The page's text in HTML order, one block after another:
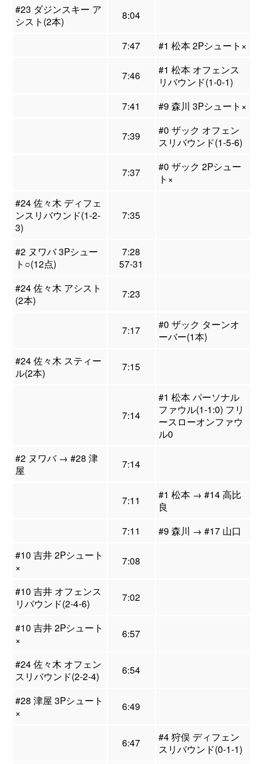
#23 ダジンスキー ア
シスト(2本)
8:04
7:47 #1 松本 2Pシュート×
7:46
#1 松本 オフェンス
リバウンド(1-0-1)
7:41
#9 森川 3Pシュート×
7:39
#0 ザック オフェン
スリバウンド(1-5-6)
7:37
#0 ザック 2Pシュー
ト×
#24 佐々木 ディフェ
ンスリバウンド(1-2-
3)
7:35
#2 ヌワバ 3Pシュー
ト○(12点)
7:28
57-31
#24 佐々木 アシスト
(2本)
7:23
7:17
#0 ザック ターンオ
ーバー(1本)
#24 佐々木 スティー
ル(2本)
7:15
7:14
#1 松本 パーソナル
ファウル(1-1:0) フリ
ースローオンファウ
ル0
#2 ヌワバ → #28 津
屋
7:14
7:11
#1 松本 → #14 高比
良
7:11
#9 森川 → #17 山口
#10 吉井 2Pシュート
×
7:08
#10 吉井 オフェンス
リバウンド(2-4-6)
7:02
#10 吉井 2Pシュート
×
6:57
#24 佐々木 オフェン
スリバウンド(2-2-4)
6:54
#28 津屋 3Pシュート
×
6:49
6:47
#4 狩俣 ディフェン
スリバウンド(0-1-1)